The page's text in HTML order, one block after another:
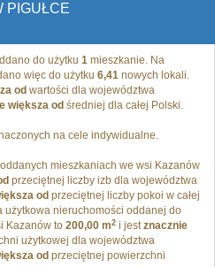
PIGUŁCE
do użytku 1 mieszkanie. Na
więc do użytku 6,41 nowych lokali.
od wartości dla województwa
większa od średniej dla całej Polski.
na cele indywidualne.
mieszkaniach we wsi Kazanów
przeciętnej liczby izb dla województwa
od przeciętnej liczby pokoi w całej
użytkowa nieruchomości oddanej do
Kazanów to 200,00 m2 i jestznacznie
użytkowej dla województwa
od przeciętnej powierzchni